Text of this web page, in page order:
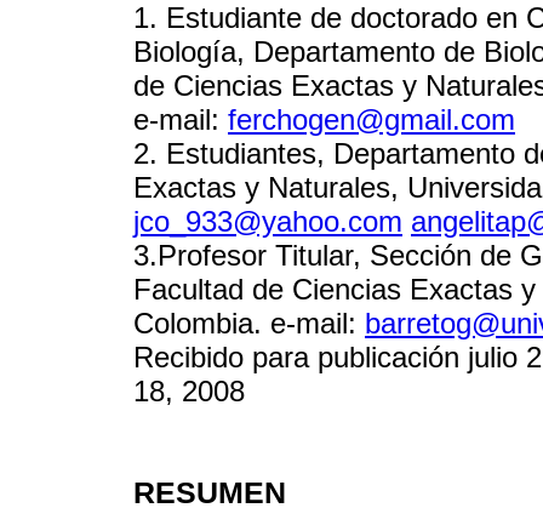
1. Estudiante de doctorado en
Biología, Departamento de
de Ciencias Exactas y
e-mail: ferchogen@gmail.com
2. Estudiantes, Departamento
Exactas y Naturales,
jco_933@yahoo.com
3.Profesor Titular, Sección de
Facultad de Ciencias Exactas
Colombia. e-mail:
Recibido para publicación julio
18, 2008
RESUMEN